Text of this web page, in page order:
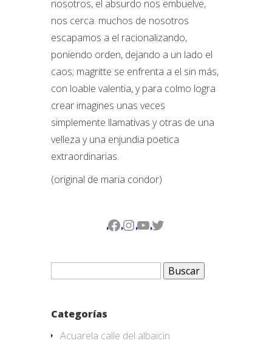
nosotros, el absurdo nos embuelve,
nos cerca. muchos de nosotros
escapamos a el racionalizando,
poniendo orden, dejando a un lado el
caos; magritte se enfrenta a el sin más,
con loable valentia, y para colmo logra
crear imagines unas veces
simplemente llamativas y otras de una
velleza y una enjundia poetica
extraordinarias.
(original de maria condor)
Facebook
Instagram
YouTube
Twitter
Buscar:
Categorías
Acuarela calle del albaicin